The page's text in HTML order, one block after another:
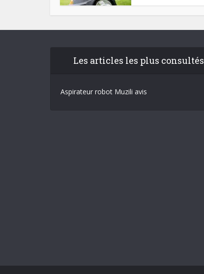
Les articles les plus consultés
Aspirateur robot Muzili avis